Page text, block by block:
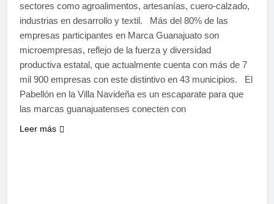
sectores como agroalimentos, artesanías, cuero-calzado,
industrias en desarrollo y textil. Más del 80% de las
empresas participantes en Marca Guanajuato son
microempresas, reflejo de la fuerza y diversidad
productiva estatal, que actualmente cuenta con más de 7
mil 900 empresas con este distintivo en 43 municipios. El
Pabellón en la Villa Navideña es un escaparate para que
las marcas guanajuatenses conecten con
Leer más